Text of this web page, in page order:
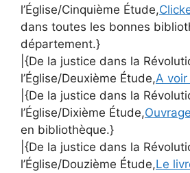
l’Église/Cinquième Étude,
dans toutes les bonnes
département.}
|{De la justice dans la
l’Église/Deuxième Étude,A
|{De la justice dans la
l’Église/Dixième Étude,Ouvrage
en bibliothèque.}
|{De la justice dans la
l’Église/Douzième Étude,Le